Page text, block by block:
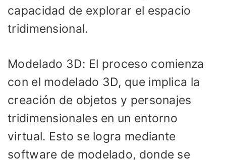
capacidad de explorar el espacio
tridimensional.
Modelado 3D: El proceso comienza
con el modelado 3D, que implica la
creación de objetos y personajes
tridimensionales en un entorno
virtual. Esto se logra mediante
software de modelado, donde se